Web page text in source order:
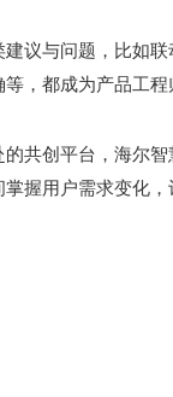
议与问题，比如
，都成为产品工
共创平台，海尔
握用户需求变化